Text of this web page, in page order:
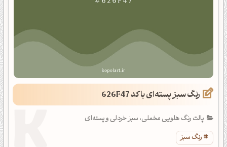
رنگ سبز پسته‌ای با کد 626F47
پالت رنگ هلویی مخملی، سبز خردلی و پسته‌ای
رنگ سبز